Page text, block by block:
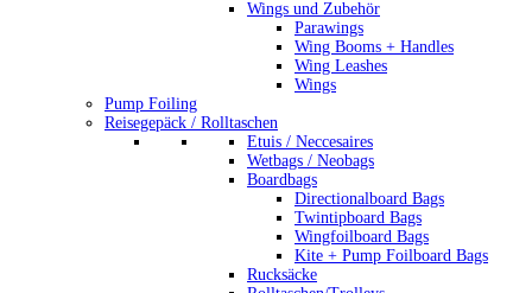
Wings und Zubehör
Parawings
Wing Booms + Handles
Wing Leashes
Wings
Pump Foiling
Reisegepäck / Rolltaschen
Etuis / Neccesaires
Wetbags / Neobags
Boardbags
Directionalboard Bags
Twintipboard Bags
Wingfoilboard Bags
Kite + Pump Foilboard Bags
Rucksäcke